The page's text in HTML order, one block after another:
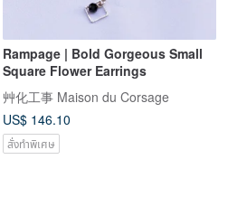
Rampage | Bold Gorgeous Small
Square Flower Earrings
艸化工事 Maison du Corsage
US$ 146.10
สั่งทำพิเศษ